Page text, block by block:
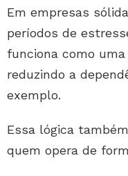
Em empresas
períodos de
funciona como uma
reduzindo a
exemplo.
Essa lógica
quem opera de